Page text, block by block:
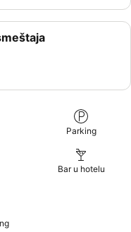
Parking
Bar u hotelu